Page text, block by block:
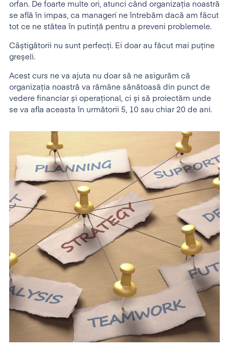
orfan. De foarte multe ori, atunci când organizația noastră
se află în impas, ca manageri ne întrebăm dacă am făcut
tot ce ne stătea în putință pentru a preveni problemele.
Câștigătorii nu sunt perfecți. Ei doar au făcut mai puține
greșeli.
Acest curs ne va ajuta nu doar să ne asigurăm că
organizația noastră va rămâne sănătoasă din punct de
vedere financiar și operațional, ci și să proiectăm unde
se va afla aceasta în următorii 5, 10 sau chiar 20 de ani.